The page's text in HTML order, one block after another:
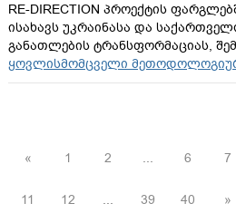
RE-DIRECTION პროექტის
ისახავს უკრაინასა და
განათლების ტრანსფორმაციას,
ყოვლისმომცველი
« 1 2 ... 6 7
11 12 ... 39 40 »